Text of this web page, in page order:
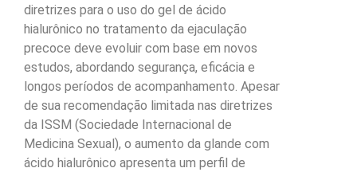
diretrizes para o uso do gel de ácido
hialurônico no tratamento da ejaculação
precoce deve evoluir com base em novos
estudos, abordando segurança, eficácia e
longos períodos de acompanhamento. Apesar
de sua recomendação limitada nas diretrizes
da ISSM (Sociedade Internacional de
Medicina Sexual), o aumento da glande com
ácido hialurônico apresenta um perfil de